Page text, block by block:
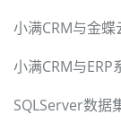
小满CRM与金
小满CRM与ERP
SQLServer数据